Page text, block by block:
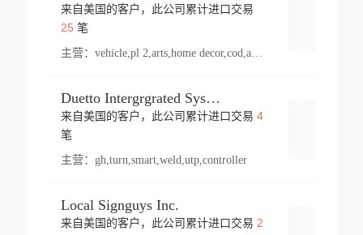
来自美国的客户，此公司累计进口交易
25笔
主营： vehicle,pl 2,arts,home decor,cod,amusement ride,sea
Duetto Intergrgrated Systems Inc.
来自美国的客户，此公司累计进口交易 4
笔
主营： gh,turn,smart,weld,utp,controller
Local Signguys Inc.
来自美国的客户，此公司累计进口交易 2